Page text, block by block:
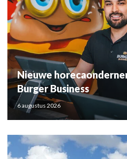
Nieuwe
Burger Business
6 augustus 2026